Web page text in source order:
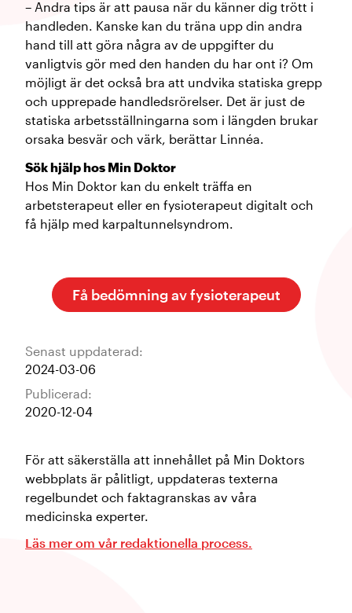
– Andra tips är att pausa när du känner dig trött i
handleden. Kanske kan du träna upp din andra
hand till att göra några av de uppgifter du
vanligtvis gör med den handen du har ont i? Om
möjligt är det också bra att undvika statiska grepp
och upprepade handledsrörelser. Det är just de
statiska arbetsställningarna som i längden brukar
orsaka besvär och värk, berättar Linnéa.
Sök hjälp hos Min Doktor
Hos Min Doktor kan du enkelt träffa en
arbetsterapeut eller en fysioterapeut digitalt och
få hjälp med karpaltunnelsyndrom.
Få bedömning av fysioterapeut
Senast uppdaterad:
2024-03-06
Publicerad:
2020-12-04
För att säkerställa att innehållet på Min Doktors
webbplats är pålitligt, uppdateras texterna
regelbundet och faktagranskas av våra
medicinska experter.
Läs mer om vår redaktionella process.